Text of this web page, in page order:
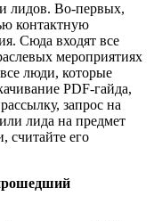
лидов. Во-первых,
контактную
Сюда входят все
мероприятиях
люди, которые
PDF-гайда,
запрос на
лида на предмет
считайте его